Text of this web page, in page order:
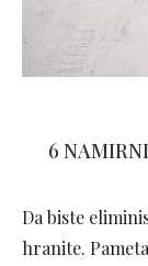
6
Da biste
hranite.